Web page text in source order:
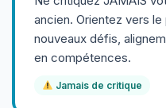
ancien. Orientez vers
nouveaux défis,
en compétences.
Jamais de critique